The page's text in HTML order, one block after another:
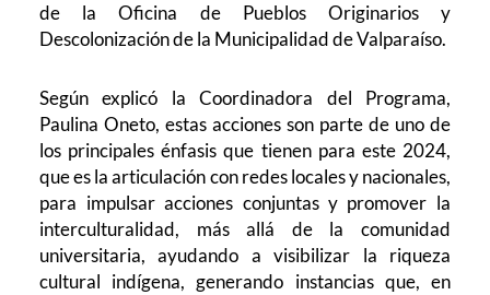
de la Oficina de Pueblos Originarios y
Descolonización de la Municipalidad de Valparaíso.
Según explicó la Coordinadora del Programa,
Paulina Oneto, estas acciones son parte de uno de
los principales énfasis que tienen para este 2024,
que es la articulación con redes locales y nacionales,
para impulsar acciones conjuntas y promover la
interculturalidad, más allá de la comunidad
universitaria, ayudando a visibilizar la riqueza
cultural indígena, generando instancias que, en